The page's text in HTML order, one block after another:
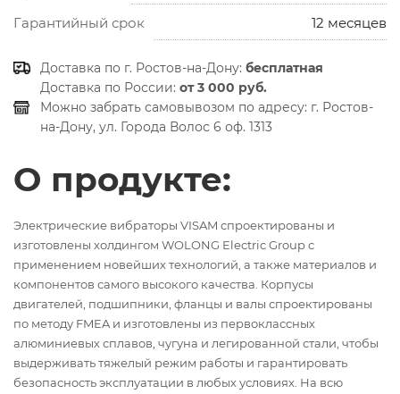
Гарантийный срок 12 месяцев
Доставка по г. Ростов-на-Дону: бесплатная
Доставка по России: от 3 000 руб.
Можно забрать самовывозом по адресу: г. Ростов-
на-Дону, ул. Города Волос 6 оф. 1313
О продукте:
Электрические вибраторы VISAM спроектированы и
изготовлены холдингом WOLONG Electric Group с
применением новейших технологий, а также материалов и
компонентов самого высокого качества. Корпусы
двигателей, подшипники, фланцы и валы спроектированы
по методу FMEA и изготовлены из первоклассных
алюминиевых сплавов, чугуна и легированной стали, чтобы
выдерживать тяжелый режим работы и гарантировать
безопасность эксплуатации в любых условиях. На всю